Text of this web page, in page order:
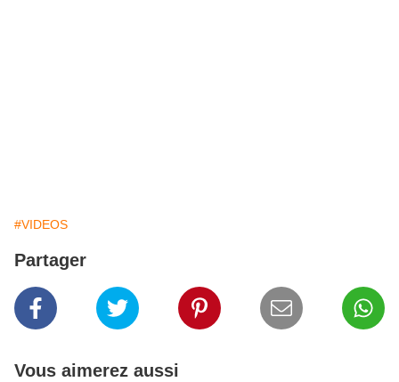
#VIDEOS
Partager
Vous aimerez aussi